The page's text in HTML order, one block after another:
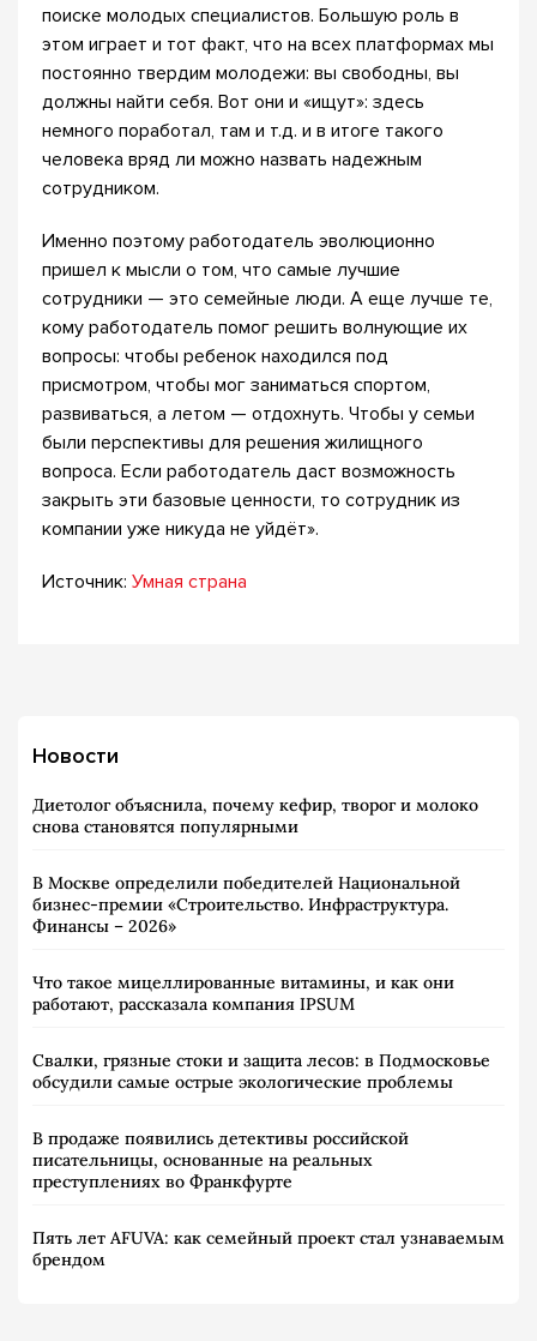
поиске молодых специалистов. Большую роль в
этом играет и тот факт, что на всех платформах мы
постоянно твердим молодежи: вы свободны, вы
должны найти себя. Вот они и «ищут»: здесь
немного поработал, там и т.д. и в итоге такого
человека вряд ли можно назвать надежным
сотрудником.
Именно поэтому работодатель эволюционно
пришел к мысли о том, что самые лучшие
сотрудники — это семейные люди. А еще лучше те,
кому работодатель помог решить волнующие их
вопросы: чтобы ребенок находился под
присмотром, чтобы мог заниматься спортом,
развиваться, а летом — отдохнуть. Чтобы у семьи
были перспективы для решения жилищного
вопроса. Если работодатель даст возможность
закрыть эти базовые ценности, то сотрудник из
компании уже никуда не уйдёт».
Источник: Умная страна
Новости
Диетолог объяснила, почему кефир, творог и молоко
снова становятся популярными
В Москве определили победителей Национальной
бизнес-премии «Строительство. Инфраструктура.
Финансы – 2026»
Что такое мицеллированные витамины, и как они
работают, рассказала компания IPSUM
Свалки, грязные стоки и защита лесов: в Подмосковье
обсудили самые острые экологические проблемы
В продаже появились детективы российской
писательницы, основанные на реальных
преступлениях во Франкфурте
Пять лет AFUVA: как семейный проект стал узнаваемым
брендом